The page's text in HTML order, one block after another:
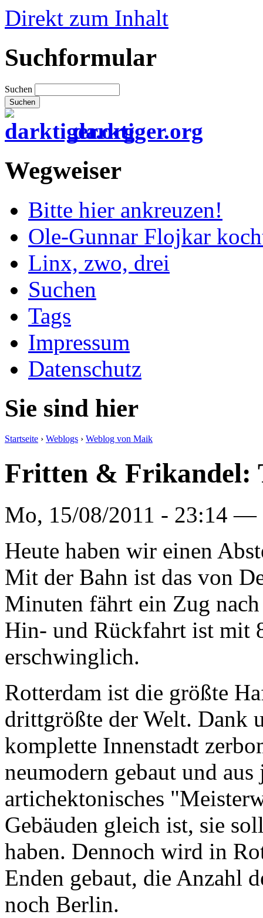
Direkt zum Inhalt
Suchformular
Suchen
darktiger.org
Wegweiser
Bitte hier ankreuzen!
Ole-Gunnar Flojkar
Linx, zwo, drei
Suchen
Tags
Impressum
Datenschutz
Sie sind hier
Startseite › Weblogs › Weblog von Maik
Fritten & Frikandel:
Mo, 15/08/2011 - 23:14 —
Heute haben wir einen
Mit der Bahn ist das von
Minuten fährt ein Zug
Hin- und Rückfahrt ist mit
erschwinglich.
Rotterdam ist die größte
drittgrößte der Welt. Dank
komplette Innenstadt
neumodern gebaut und
artichektonisches
Gebäuden gleich ist, sie
haben. Dennoch wird in
Enden gebaut, die Anzahl
noch Berlin.